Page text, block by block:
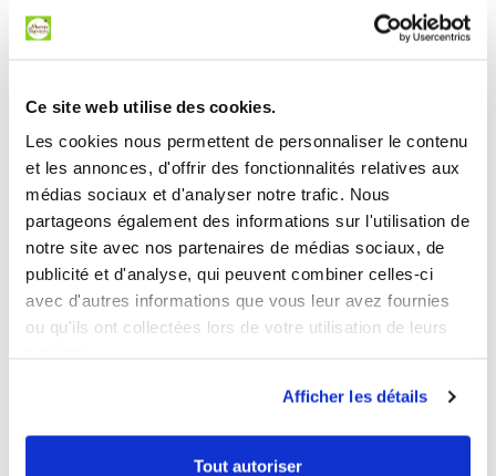
Ce site web utilise des cookies.
Les cookies nous permettent de personnaliser le contenu
et les annonces, d'offrir des fonctionnalités relatives aux
médias sociaux et d'analyser notre trafic. Nous
partageons également des informations sur l'utilisation de
notre site avec nos partenaires de médias sociaux, de
publicité et d'analyse, qui peuvent combiner celles-ci
avec d'autres informations que vous leur avez fournies
ou qu'ils ont collectées lors de votre utilisation de leurs
Afficher les détails
Tout autoriser
pour tous les budgets
et vous accompagnent sur les aides et solutions de
financement.